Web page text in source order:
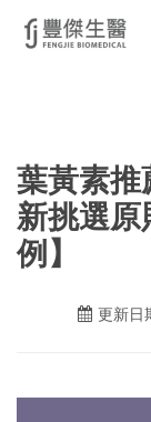
葉黃素推
新挑選原
例】
更新日